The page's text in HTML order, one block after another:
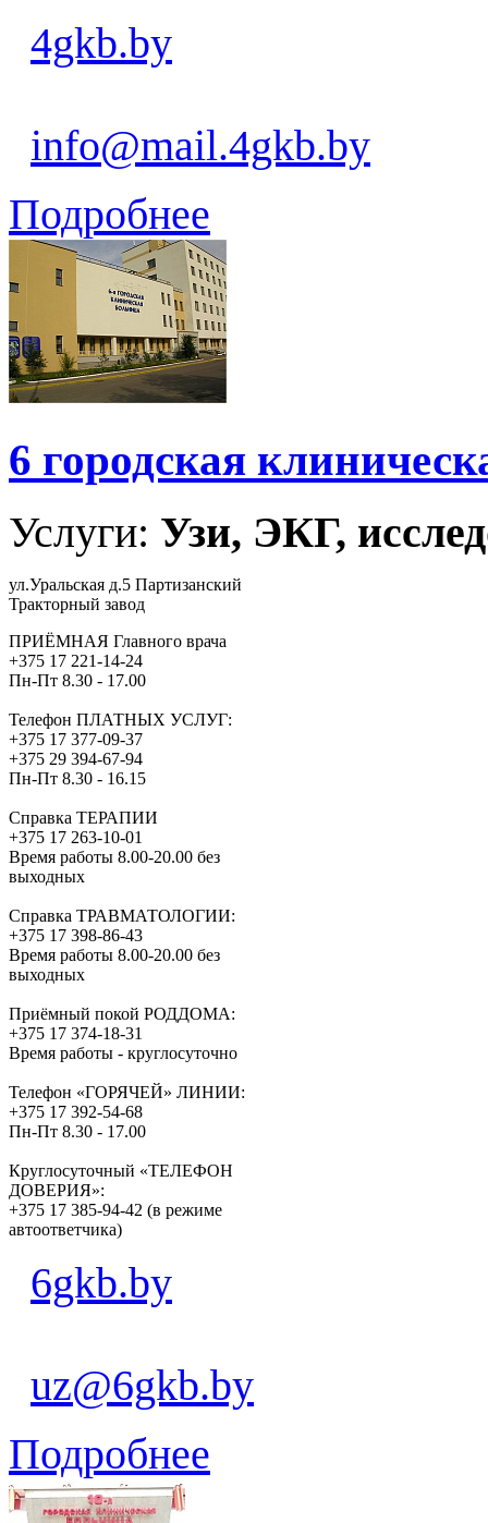
4gkb.by
info@mail.4gkb.by
Подробнее
6 городская
Услуги: Узи, ЭКГ,
ул.Уральская д.5 Партизанский
Тракторный завод
ПРИЁМНАЯ Главного врача
+375 17 221-14-24
Пн-Пт 8.30 - 17.00
Телефон ПЛАТНЫХ УСЛУГ:
+375 17 377-09-37
+375 29 394-67-94
Пн-Пт 8.30 - 16.15
Справка ТЕРАПИИ
+375 17 263-10-01
Время работы 8.00-20.00 без
выходных
Справка ТРАВМАТОЛОГИИ:
+375 17 398-86-43
Время работы 8.00-20.00 без
выходных
Приёмный покой РОДДОМА:
+375 17 374-18-31
Время работы - круглосуточно
Телефон «ГОРЯЧЕЙ» ЛИНИИ:
+375 17 392-54-68
Пн-Пт 8.30 - 17.00
Круглосуточный «ТЕЛЕФОН
ДОВЕРИЯ»:
+375 17 385-94-42 (в режиме
автоответчика)
6gkb.by
uz@6gkb.by
Подробнее